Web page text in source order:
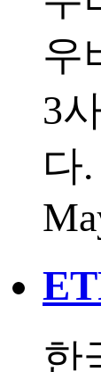
우
3
다
한